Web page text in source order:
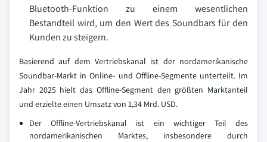
Bluetooth-Funktion zu einem wesentlichen
Bestandteil wird, um den Wert des Soundbars für den
Kunden zu steigern.
Basierend auf dem Vertriebskanal ist der nordamerikanische
Soundbar-Markt in Online- und Offline-Segmente unterteilt. Im
Jahr 2025 hielt das Offline-Segment den größten Marktanteil
und erzielte einen Umsatz von 1,34 Mrd. USD.
Der Offline-Vertriebskanal ist ein wichtiger Teil des
nordamerikanischen Marktes, insbesondere durch